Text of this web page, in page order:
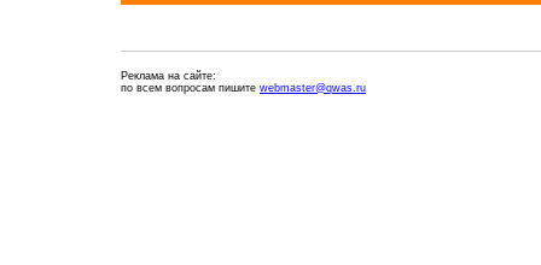
Реклама на сайте:
по всем вопросам пишите webmaster@qwas.ru